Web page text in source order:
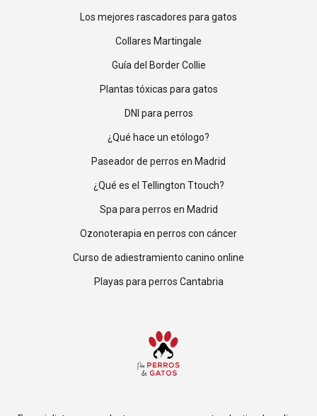
Los mejores rascadores para gatos
Collares Martingale
Guía del Border Collie
Plantas tóxicas para gatos
DNI para perros
¿Qué hace un etólogo?
Paseador de perros en Madrid
¿Qué es el Tellington Ttouch?
Spa para perros en Madrid
Ozonoterapia en perros con cáncer
Curso de adiestramiento canino online
Playas para perros Cantabria